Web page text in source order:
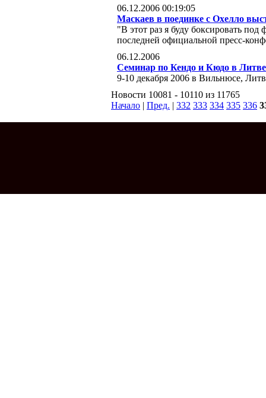
06.12.2006 00:19:05
Маскаев в поединке с Охелло
"В этот раз я буду боксировать
последней официальной пресс-
06.12.2006
Семинар по Кендо и Кюдо в Литве
9-10 декабря 2006 в Вильнюсе,
Новости 10081 - 10110 из 11765
Начало | Пред. | 332 333 334 335 336